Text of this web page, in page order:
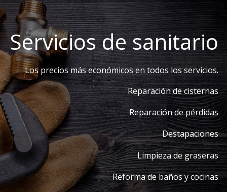
Servicios de sanitario
Los precios más económicos en todos los servicios.
Reparación de cisternas
Reparación de pérdidas
Destapaciones
Limpieza de graseras
Reforma de baños y cocinas